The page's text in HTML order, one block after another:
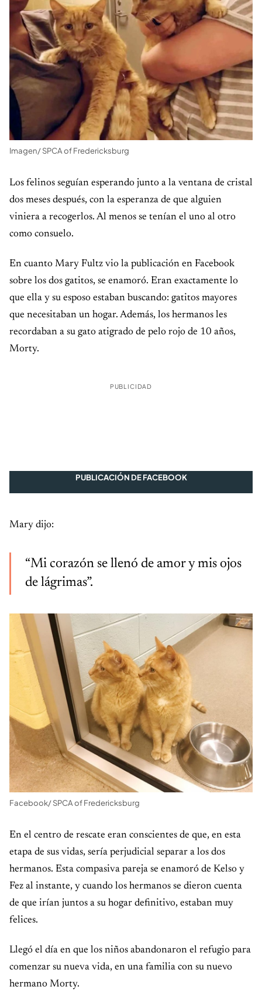
Imagen/ SPCA of Fredericksburg
Los felinos seguían esperando junto a la ventana de cristal
dos meses después, con la esperanza de que alguien
viniera a recogerlos. Al menos se tenían el uno al otro
como consuelo.
En cuanto Mary Fultz vio la publicación en Facebook
sobre los dos gatitos, se enamoró. Eran exactamente lo
que ella y su esposo estaban buscando: gatitos mayores
que necesitaban un hogar. Además, los hermanos les
recordaban a su gato atigrado de pelo rojo de 10 años,
Morty.
PUBLICIDAD
PUBLICACIÓN DE FACEBOOK
Mary dijo:
“Mi corazón se llenó de amor y mis ojos
de lágrimas”.
Facebook/ SPCA of Fredericksburg
En el centro de rescate eran conscientes de que, en esta
etapa de sus vidas, sería perjudicial separar a los dos
hermanos. Esta compasiva pareja se enamoró de Kelso y
Fez al instante, y cuando los hermanos se dieron cuenta
de que irían juntos a su hogar definitivo, estaban muy
felices.
Llegó el día en que los niños abandonaron el refugio para
comenzar su nueva vida, en una familia con su nuevo
hermano Morty.